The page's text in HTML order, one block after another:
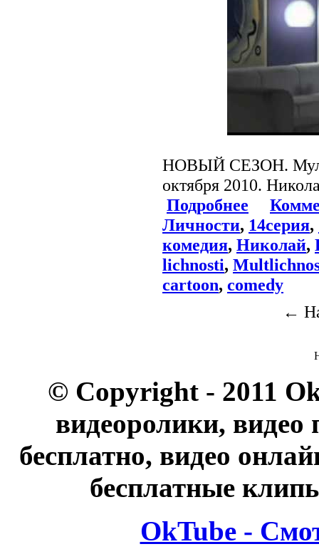
НОВЫЙ СЕЗОН.
октября 2010.
Подробнее
Личности, 14серия,
комедия, Николай,
lichnosti,
cartoon, comedy
←
© Copyright - 2011
видеоролики, видео
бесплатно, видео
бесплатные
OkTube -